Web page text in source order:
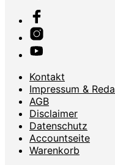
Kontakt
Impressum &
AGB
Disclaimer
Datenschutz
Accountseite
Warenkorb